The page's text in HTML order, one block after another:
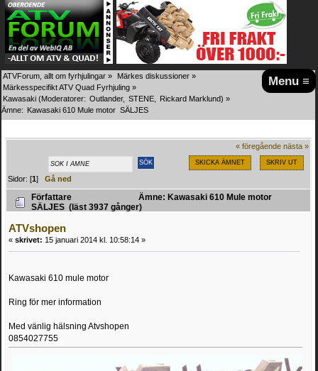
Menu ≡
ATVForum, allt om fyrhjulingar » Märkes diskussioner »
Märkesspecifikt ATV Quad Fyrhjuling »
Kawasaki (Moderatorer: Outlander, STENE Rickard Marklund) »
Ämne: Kawasaki 610 Mule motor  SÄLJES
« föregående nästa »
SKICKA ÄMNET SKRIV UT
Sidor: [1]Gå ned
Författare
Ämne: Kawasaki 610 Mule motor
SÄLJES (läst 3937 gånger)
ATVshopen
« skrivet: 15 januari 2014 kl. 10:58:14 »
Kawasaki 610 mule motor
Ring för mer information
Med vänlig hälsning Atvshopen
0854027755